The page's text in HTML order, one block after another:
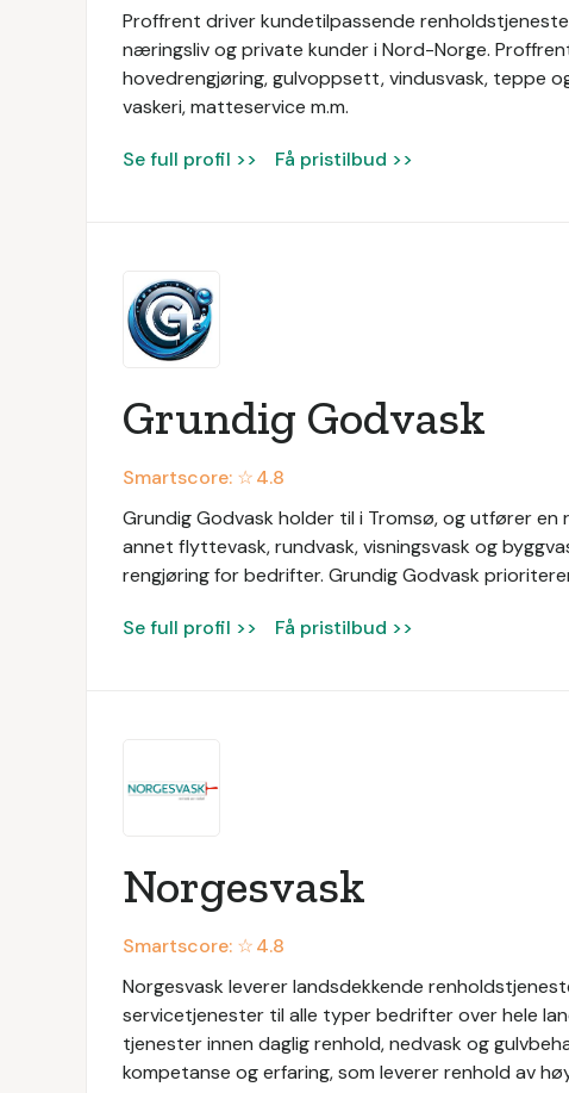
Proffrent driver kundetilpassende
næringsliv og private kunder i Nord-Norge.
hovedrengjøring, gulvoppsett, vindusvask, teppe
vaskeri, matteservice m.m.
Se full profil >> Få pristilbud >>
Grundig Godvask
Smartscore: ☆4.8
Grundig Godvask holder til i Tromsø, og utfører
annet flyttevask, rundvask, visningsvask og
rengjøring for bedrifter. Grundig Godvask
Se full profil >> Få pristilbud >>
Norgesvask
Smartscore: ☆4.8
Norgesvask leverer landsdekkende
servicetjenester til alle typer bedrifter over hele
tjenester innen daglig renhold, nedvask og
kompetanse og erfaring, som leverer renhold av